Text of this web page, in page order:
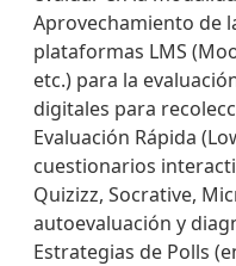
Aprovechamiento de
plataformas LMS
etc.) para la
digitales para
Evaluación Rápida
cuestionarios
Quizizz, Socrative,
autoevaluación y
Estrategias de Polls